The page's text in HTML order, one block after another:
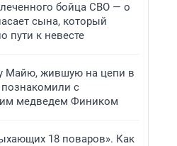
бойца СВО — о
сына, который
пути к невесте
Майю, жившую на цепи в
с
медведем Фиником
18 поваров». Как